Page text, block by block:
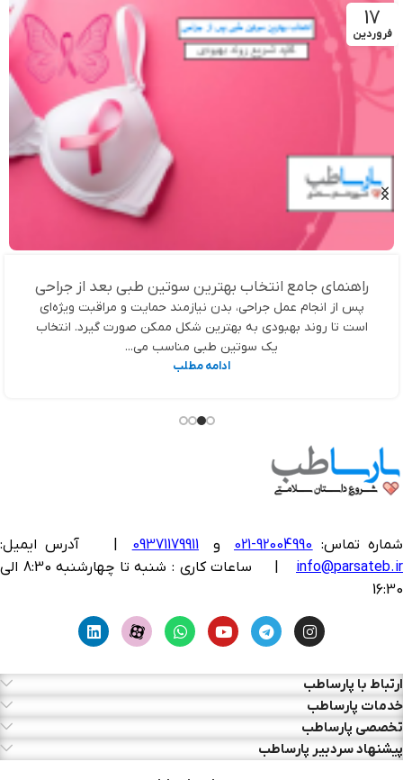
17
فروردین
راهنمای جامع انتخاب بهترین سوتین طبی بعد از جراحی
پس از انجام عمل جراحی، بدن نیازمند حمایت و مراقبت ویژه‌ای
است تا روند بهبودی به بهترین شکل ممکن صورت گیرد. انتخاب
یک سوتین طبی مناسب می...
ادامه مطلب
شماره تماس: 92004990-021 و 09371179911
آدرس ایمیل:
info@parsateb.ir
| ساعات کاری : شنبه تا چهارشنبه 8:30 الی
16:30
ارتباط با پارساطب
خدمات پارساطب
تخصصی پارساطب
پیشنهاد سردبیر پارساطب